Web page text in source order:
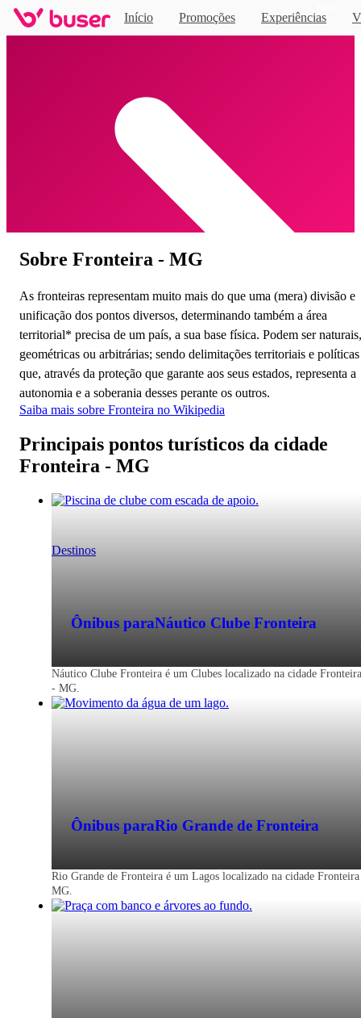
Início Promoções Experiências
Home
Destinos
Sobre Fronteira - MG
As fronteiras representam muito mais do que uma (mera) divisão e
unificação dos pontos diversos, determinando também a área
territorial* precisa de um país, a sua base física. Podem ser naturais,
geométricas ou arbitrárias; sendo delimitações territoriais e políticas
que, através da proteção que garante aos seus estados, representa a
autonomia e a soberania desses perante os outros.
Saiba mais sobre Fronteira no Wikipedia
Principais pontos turísticos da cidade
Fronteira - MG
Ônibus paraNáutico Clube Fronteira
Náutico Clube Fronteira é um Clubes localizado na cidade Fronteira
- MG.
Ônibus paraRio Grande de Fronteira
Rio Grande de Fronteira é um Lagos localizado na cidade
MG.